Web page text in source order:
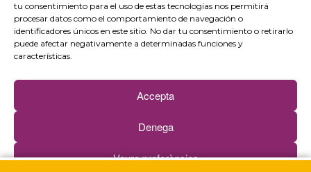
tu consentimiento para el uso de estas tecnologías nos permitirá
procesar datos como el comportamiento de navegación o
identificadores únicos en este sitio. No dar tu consentimiento o retirarlo
puede afectar negativamente a determinadas funciones y
características.
Accepta
Denega
Veure preferències
Política de privacidad
Condiciones de uso
Política de cookies
Contacto